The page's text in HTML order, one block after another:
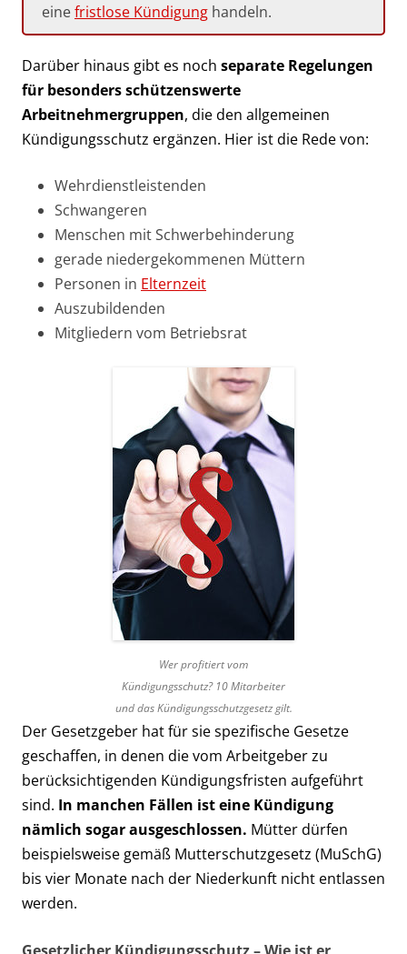
einefristlose Kündigung handeln.
Darüber hinaus gibt es noch separate Regelungen
für besonders schützenswerte
Arbeitnehmergruppen, die den allgemeinen
Kündigungsschutz ergänzen. Hier ist die Rede von:
Wehrdienstleistenden
Schwangeren
Menschen mit Schwerbehinderung
gerade niedergekommenen Müttern
Personen in Elternzeit
Auszubildenden
Mitgliedern vom Betriebsrat
Wer profitiert vom
Kündigungsschutz? 10 Mitarbeiter
und das Kündigungs­schutzgesetz gilt.
Der Gesetzgeber hat für sie spezifische Gesetze
geschaffen, in denen die vom Arbeitgeber zu
berücksichtigenden Kündigungsfristen aufgeführt
sind. In manchen Fällen ist eine Kündigung
nämlich sogar ausgeschlossen. Mütter dürfen
beispielsweise gemäß Mutterschutzgesetz (MuSchG)
bis vier Monate nach der Niederkunft nicht entlassen
werden.